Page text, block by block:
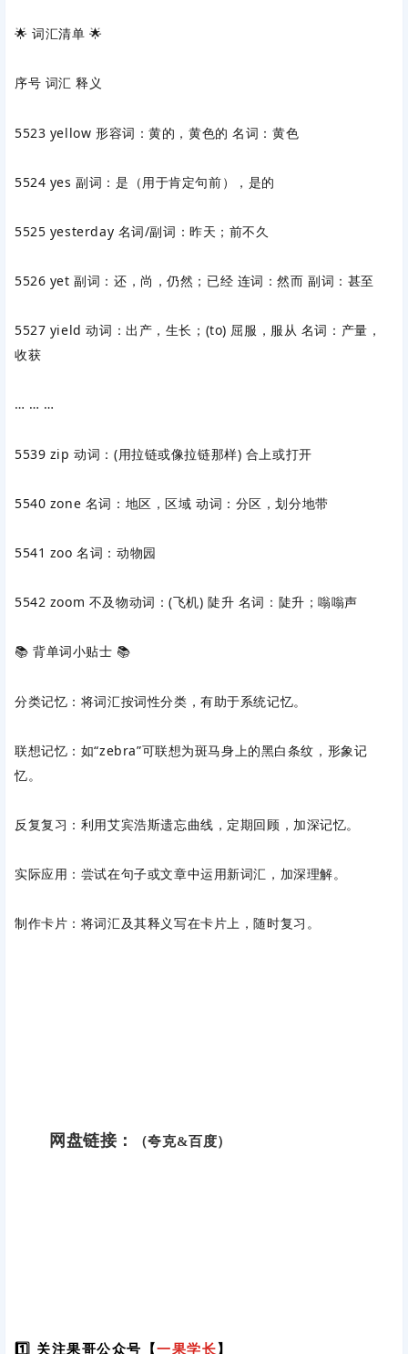
🌟 词汇清单‌ 🌟
序号‌ ‌词汇‌ ‌释义‌
5523 yellow ‌形容词‌：黄的，黄色的 ‌名词‌：黄色
5524 yes ‌副词‌：是（用于肯定句前），是的
5525 yesterday ‌名词/副词‌：昨天；前不久
5526 yet ‌副词‌：还，尚，仍然；已经 ‌连词‌：然而 ‌副词‌：甚至
5527 yield ‌动词‌：出产，生长；(to) 屈服，服从 ‌名词‌：产量，
收获
… … …
5539 zip ‌动词‌：(用拉链或像拉链那样) 合上或打开
5540 zone ‌名词‌：地区，区域 ‌动词‌：分区，划分地带
5541 zoo ‌名词‌：动物园
5542 zoom ‌不及物动词‌：(飞机) 陡升 ‌名词‌：陡升；嗡嗡声
📚 ‌背单词小贴士‌ 📚
分类记忆‌：将词汇按词性分类，有助于系统记忆。
联想记忆‌：如“zebra”可联想为斑马身上的黑白条纹，形象记
忆。
反复复习‌：利用艾宾浩斯遗忘曲线，定期回顾，加深记忆。
实际应用‌：尝试在句子或文章中运用新词汇，加深理解。
制作卡片‌：将词汇及其释义写在卡片上，随时复习。
网盘链接： （夸克&百度）
1️⃣ 关注果哥公众号【一果学长】